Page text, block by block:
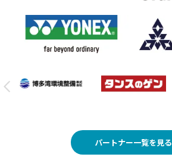
パートナー一覧を見る